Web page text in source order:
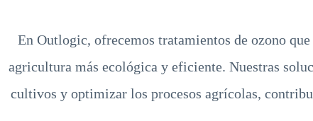
En Outlogic, ofrecemos tratamientos de ozono
agricultura más ecológica y eficiente. Nuestras
cultivos y optimizar los procesos agrícolas,